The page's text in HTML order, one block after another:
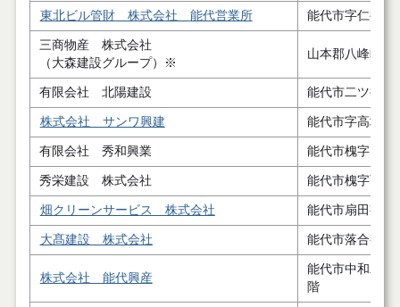
東北ビル管財 株式会社 能代営業所 能代市字仁井田
三商物産 株式会社
（大森建設グループ）※
山本郡八峰町八
有限会社 北陽建設 能代市二ツ井町
株式会社 サンワ興建 能代市字高塙６
有限会社 秀和興業 能代市槐字四日
秀栄建設 株式会社 能代市槐字西田
畑クリーンサービス 株式会社 能代市扇田字扇
大髙建設 株式会社 能代市落合字下
株式会社 能代興産
能代市中和二
階